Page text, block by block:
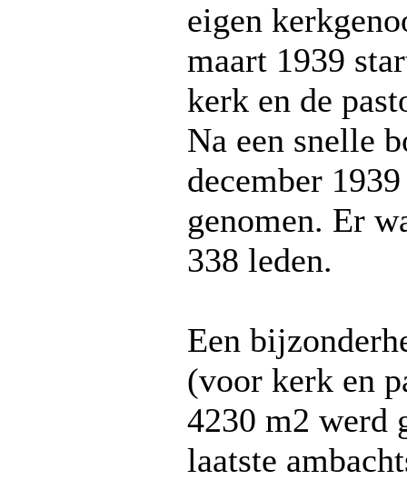
eigen
maart 1939
kerk en de
Na een snelle
december
genomen. Er
338 leden.
Een
(voor kerk en
4230 m2 werd
laatste